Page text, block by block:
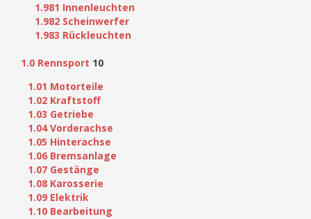
1.981 Innenleuchten
1.982 Scheinwerfer
1.983 Rückleuchten
1.0 Rennsport 10
1.01 Motorteile
1.02 Kraftstoff
1.03 Getriebe
1.04 Vorderachse
1.05 Hinterachse
1.06 Bremsanlage
1.07 Gestänge
1.08 Karosserie
1.09 Elektrik
1.10 Bearbeitung